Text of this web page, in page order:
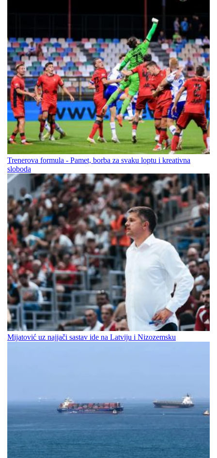
Trenerova formula - Pamet, borba za svaku loptu i kreativna
sloboda
Mijatović uz najjači sastav ide na Latviju i Nizozemsku